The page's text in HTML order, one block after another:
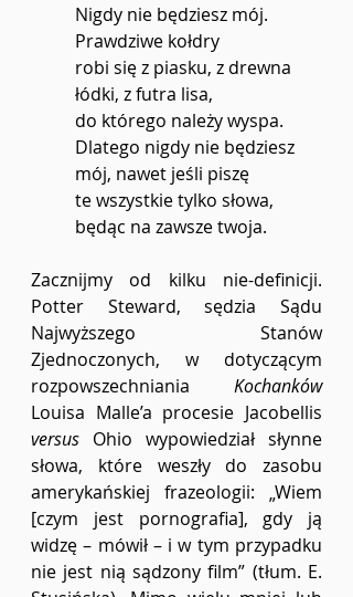
Nigdy nie będziesz mój.
Prawdziwe kołdry
robi się z piasku, z drewna
łódki, z futra lisa,
do którego należy wyspa.
Dlatego nigdy nie będziesz
mój, nawet jeśli piszę
te wszystkie tylko słowa,
będąc na zawsze twoja.
Zacznijmy od kilku nie-definicji.
Potter Steward, sędzia Sądu
Najwyższego Stanów
Zjednoczonych, w dotyczącym
rozpowszechniania
Kochanków
versus Ohio wypowiedział słynne
słowa, które weszły do zasobu
amerykańskiej frazeologii: „Wiem
[czym jest pornografia], gdy ją
widzę – mówił – i w tym przypadku
nie jest nią sądzony film” (tłum. E.